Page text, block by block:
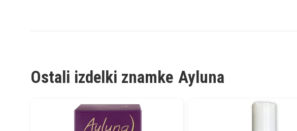
Ostali izdelki znamke Ayluna